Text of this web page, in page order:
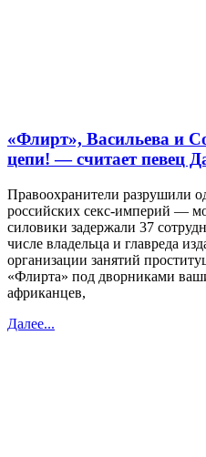
«Флирт», Васильева и
цепи! — считает певец
Правоохранители разрушили
российских секс-империй —
силовики задержали 37
числе владельца и главреда
организации занятий
«Флирта» под дворниками
африканцев,
Далее...